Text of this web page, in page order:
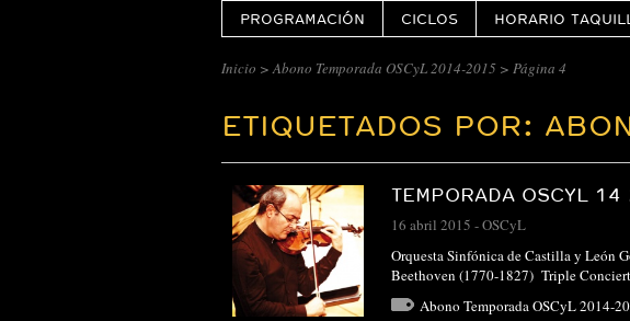
PROGRAMACIÓN CICLOS HORARIO
Inicio >Abono Temporada OSCyL 2014-2015 > Página 4
ETIQUETADOS POR:
TEMPORADA OSCYL
16 abril 2015 -OSCyL
Orquesta Sinfónica de Castilla y León
Beethoven (1770-1827) Triple
Abono Temporada OSCyL 2014-